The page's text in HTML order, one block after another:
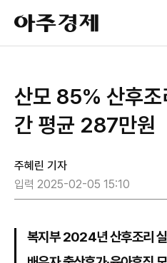
아
주
경
산모 85% 산후
간 평균 287만원
주혜린 기자
입력 2025-02-05 15:10
복지부 2024년 산후조리